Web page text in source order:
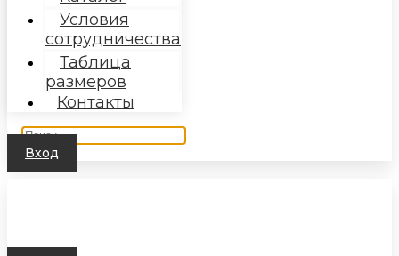
Условия
сотрудничества
Таблица
размеров
Контакты
Вход